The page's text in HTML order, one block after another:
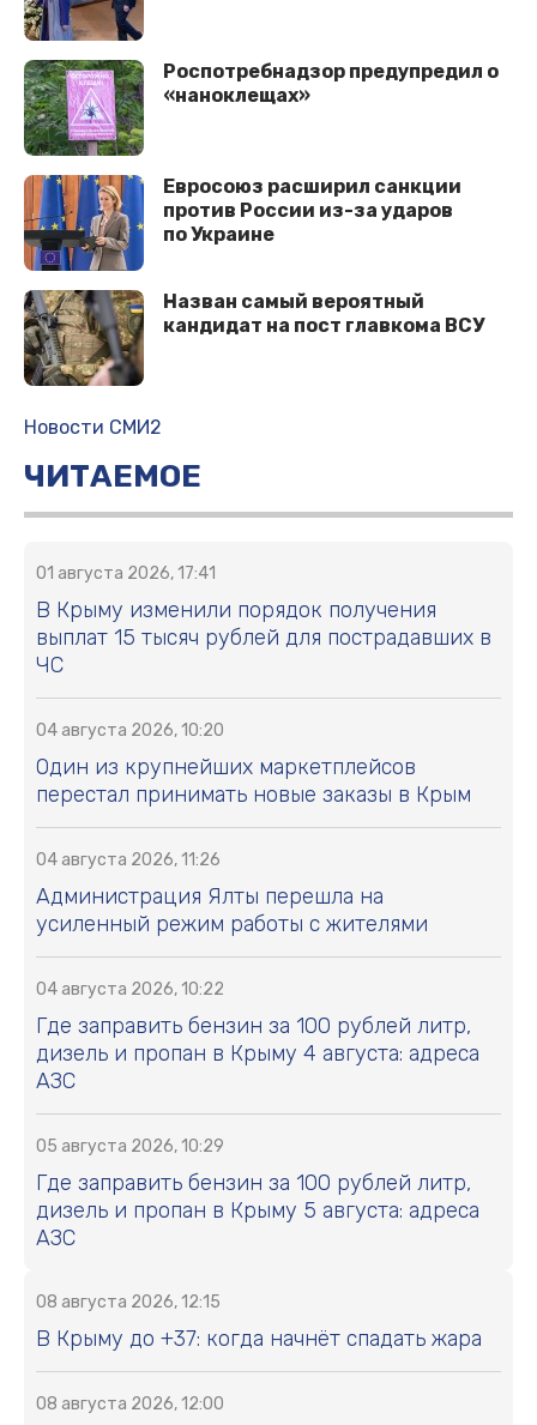
Роспотребнадзор предупредил о
«наноклещах»
Евросоюз расширил санкции
против России из-за ударов
по Украине
Назван самый вероятный
кандидат на пост главкома ВСУ
Новости СМИ2
ЧИТАЕМОЕ
01 августа 2026, 17:41
В Крыму изменили порядок получения
выплат 15 тысяч рублей для пострадавших в
ЧС
04 августа 2026, 10:20
Один из крупнейших маркетплейсов
перестал принимать новые заказы в Крым
04 августа 2026, 11:26
Администрация Ялты перешла на
усиленный режим работы с жителями
04 августа 2026, 10:22
Где заправить бензин за 100 рублей литр,
дизель и пропан в Крыму 4 августа: адреса
АЗС
05 августа 2026, 10:29
Где заправить бензин за 100 рублей литр,
дизель и пропан в Крыму 5 августа: адреса
АЗС
08 августа 2026, 12:15
В Крыму до +37: когда начнёт спадать жара
08 августа 2026, 12:00